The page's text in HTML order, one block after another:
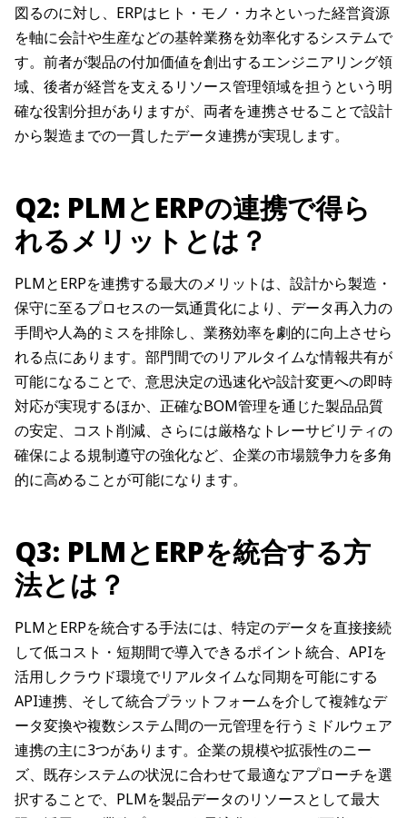
図るのに対し、ERPはヒト・モノ・カネといった経営資源
を軸に会計や生産などの基幹業務を効率化するシステムで
す。前者が製品の付加価値を創出するエンジニアリング領
域、後者が経営を支えるリソース管理領域を担うという明
確な役割分担がありますが、両者を連携させることで設計
から製造までの一貫したデータ連携が実現します。
Q2: PLMとERPの連携で得ら
れるメリットとは？
PLMとERPを連携する最大のメリットは、設計から製造・
保守に至るプロセスの一気通貫化により、データ再入力の
手間や人為的ミスを排除し、業務効率を劇的に向上させら
れる点にあります。部門間でのリアルタイムな情報共有が
可能になることで、意思決定の迅速化や設計変更への即時
対応が実現するほか、正確なBOM管理を通じた製品品質
の安定、コスト削減、さらには厳格なトレーサビリティの
確保による規制遵守の強化など、企業の市場競争力を多角
的に高めることが可能になります。
Q3: PLMとERPを統合する方
法とは？
PLMとERPを統合する手法には、特定のデータを直接接続
して低コスト・短期間で導入できるポイント統合、APIを
活用しクラウド環境でリアルタイムな同期を可能にする
API連携、そして統合プラットフォームを介して複雑なデ
ータ変換や複数システム間の一元管理を行うミドルウェア
連携の主に3つがあります。企業の規模や拡張性のニー
ズ、既存システムの状況に合わせて最適なアプローチを選
択することで、PLMを製品データのリソースとして最大